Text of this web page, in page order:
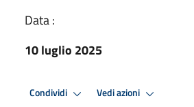
Data :
10 luglio 2025
Condividi Vedi azioni